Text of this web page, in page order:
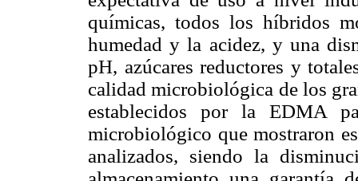
químicas, todos los híbridos
humedad y la acidez, y una
pH, azúcares reductores y
calidad microbiológica de los
establecidos por la EDMA
microbiológico que mostraron
analizados, siendo la